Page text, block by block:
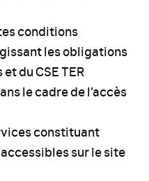
conditions
les obligations
du CSE TER
le cadre de l’accès
constituant
sur le site